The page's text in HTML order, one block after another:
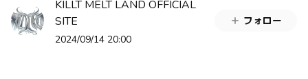
KILLT MELT LAND OFFICIAL
SITE
2024/09/14 20:00
フォロー